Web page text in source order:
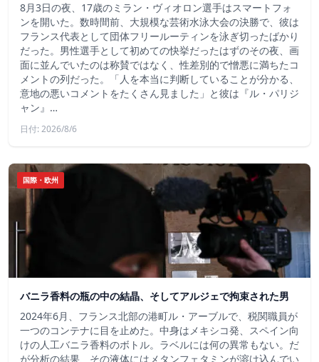
8月3日の夜、17歳のミラン・ヴィオロン選手はスマートフォ
ンを開いた。数時間前、大規模な芸術水泳大会の決勝で、彼は
フランス代表として団体フリールーティンを泳ぎ切ったばかり
だった。男性選手として初めての快挙だったはずのその夜、画
面に並んでいたのは称賛ではなく、性差別的で憎悪に満ちたコ
メントの列だった。「人を本当に判断していることが分かる、
意地の悪いコメントをたくさん見ました」と彼は『ル・パリジ
ャン』…
日付: 2026/8/6
国際・欧州
バニラ香料の瓶の中の結晶、そしてアルジェで拘束された男
2024年6月、フランス北部の港町ル・アーブルで、税関職員が
一つのコンテナに目を止めた。中身はメキシコ発、スペイン向
けの人工バニラ香料のボトル。ラベルには何の異常もない。だ
が分析の結果、その液体にはメタンフェタミンが溶け込んでい